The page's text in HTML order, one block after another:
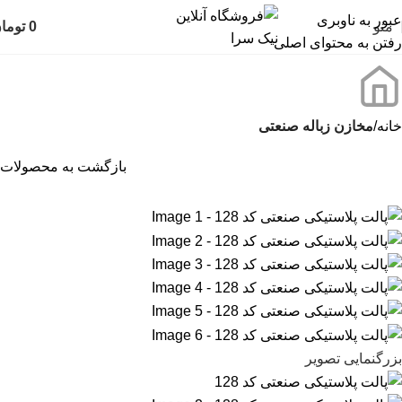
عبور به ناوبری
رفتن به محتوای اصلی
منو 0
خانه مخازن زباله صنعتی
بازگشت به محصولات
بزرگنمایی تصویر